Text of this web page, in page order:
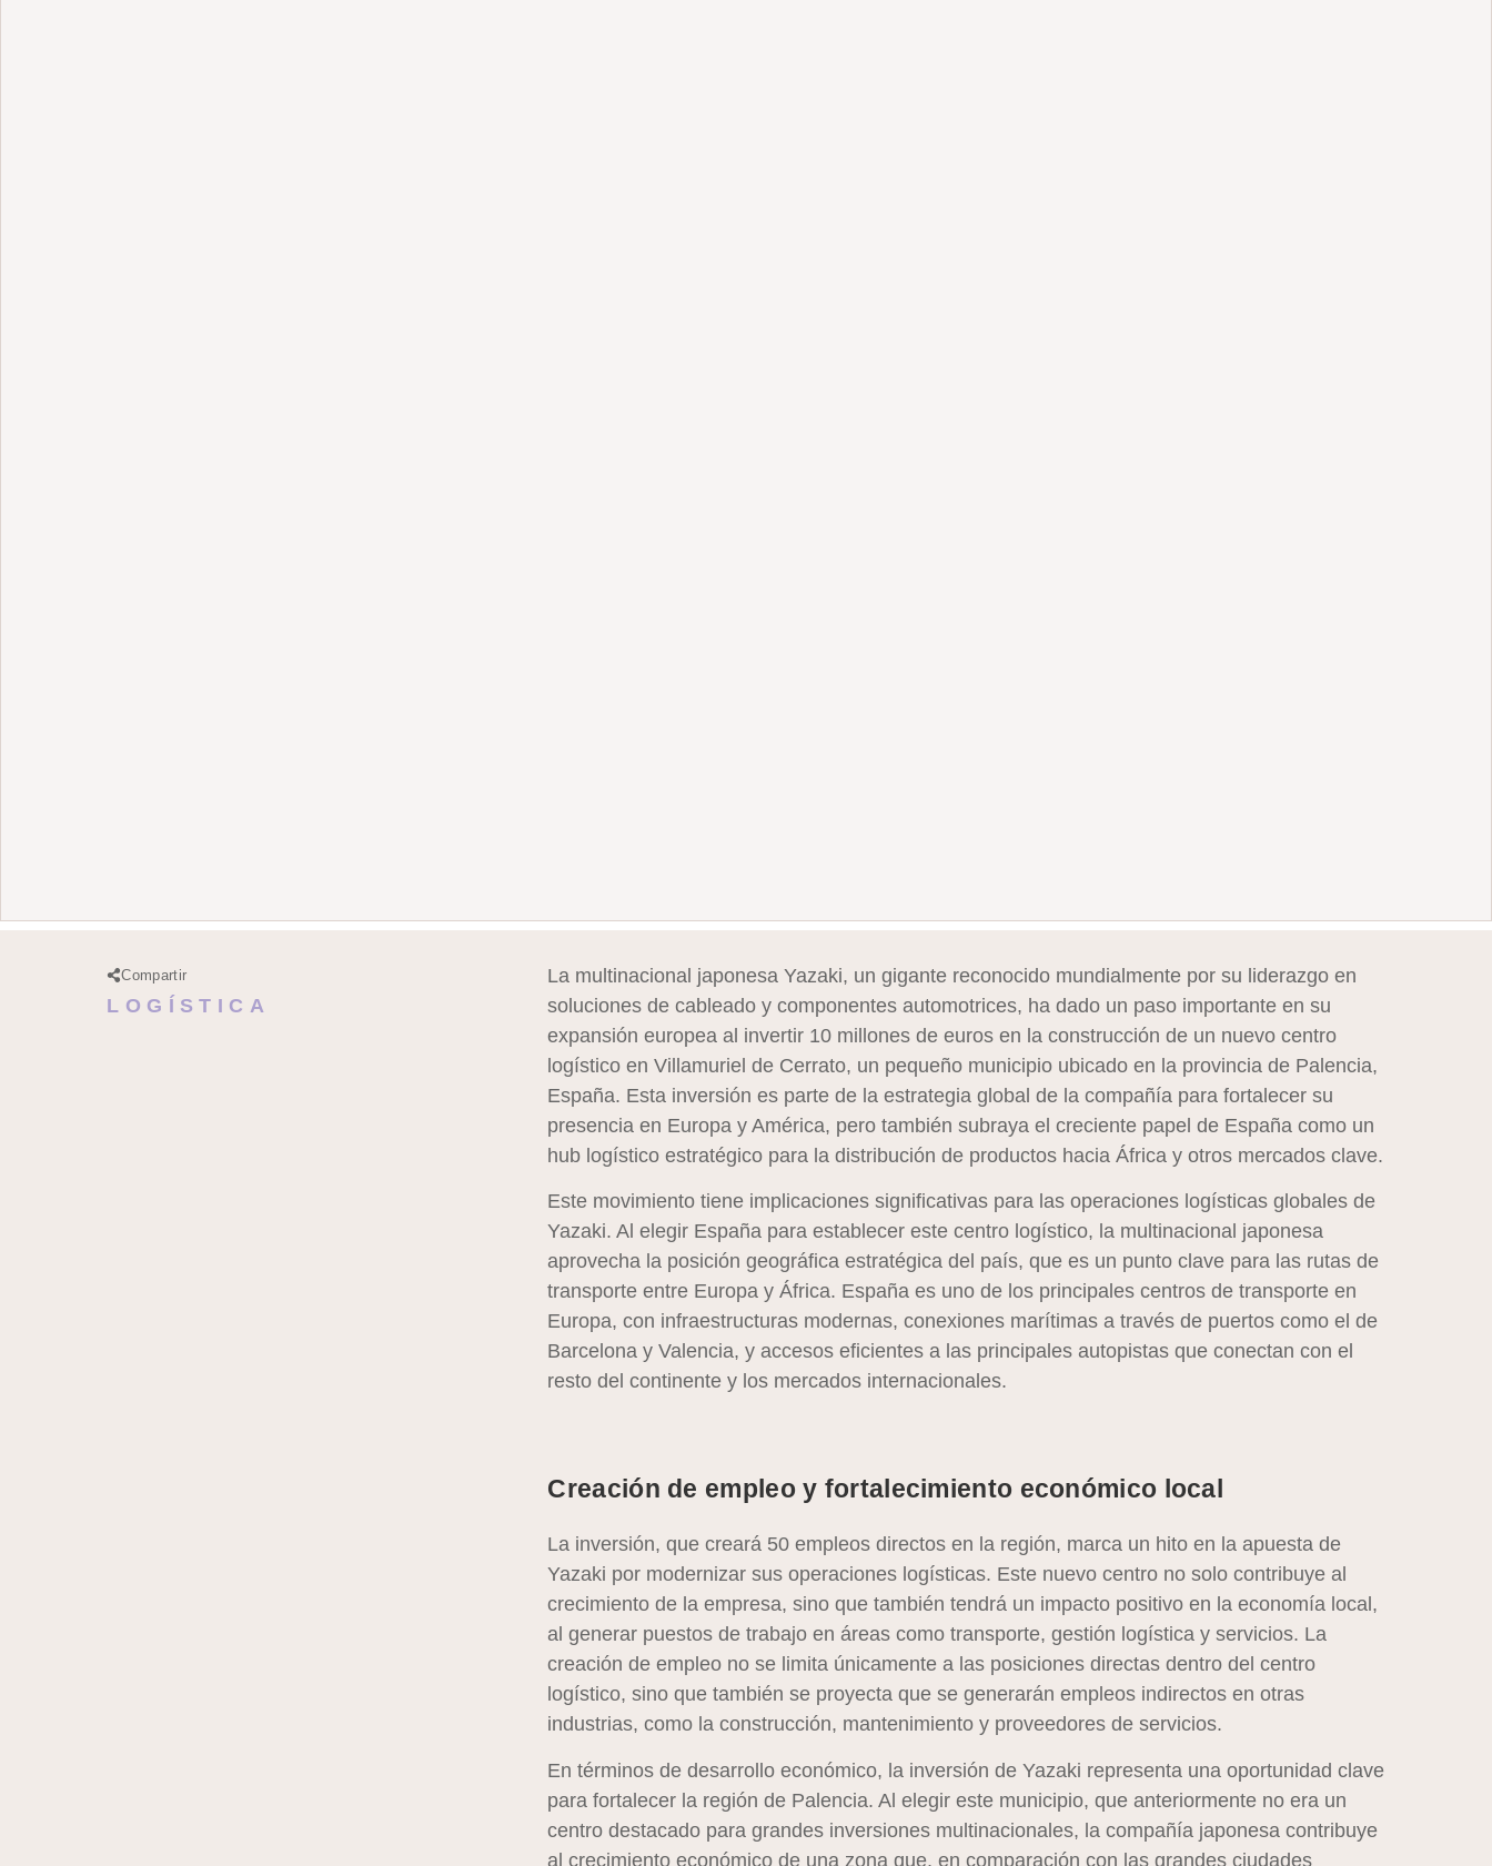
Compartir
LOGÍSTICA
La multinacional japonesa Yazaki, un gigante reconocido mundialmente por su liderazgo en
soluciones de cableado y componentes automotrices, ha dado un paso importante en su
expansión europea al invertir 10 millones de euros en la construcción de un nuevo centro
logístico en Villamuriel de Cerrato, un pequeño municipio ubicado en la provincia de Palencia,
España. Esta inversión es parte de la estrategia global de la compañía para fortalecer su
presencia en Europa y América, pero también subraya el creciente papel de España como un
hub logístico estratégico para la distribución de productos hacia África y otros mercados clave.
Este movimiento tiene implicaciones significativas para las operaciones logísticas globales de
Yazaki. Al elegir España para establecer este centro logístico, la multinacional japonesa
aprovecha la posición geográfica estratégica del país, que es un punto clave para las rutas de
transporte entre Europa y África. España es uno de los principales centros de transporte en
Europa, con infraestructuras modernas, conexiones marítimas a través de puertos como el de
Barcelona y Valencia, y accesos eficientes a las principales autopistas que conectan con el
resto del continente y los mercados internacionales.
Creación de empleo y fortalecimiento económico local
La inversión, que creará 50 empleos directos en la región, marca un hito en la apuesta de
Yazaki por modernizar sus operaciones logísticas. Este nuevo centro no solo contribuye al
crecimiento de la empresa, sino que también tendrá un impacto positivo en la economía local,
al generar puestos de trabajo en áreas como transporte, gestión logística y servicios. La
creación de empleo no se limita únicamente a las posiciones directas dentro del centro
logístico, sino que también se proyecta que se generarán empleos indirectos en otras
industrias, como la construcción, mantenimiento y proveedores de servicios.
En términos de desarrollo económico, la inversión de Yazaki representa una oportunidad clave
para fortalecer la región de Palencia. Al elegir este municipio, que anteriormente no era un
centro destacado para grandes inversiones multinacionales, la compañía japonesa contribuye
al crecimiento económico de una zona que, en comparación con las grandes ciudades